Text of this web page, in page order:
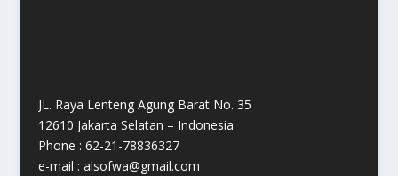
JL. Raya Lenteng Agung Barat No. 35
12610 Jakarta Selatan – Indonesia
Phone : 62-21-78836327
e-mail : alsofwa@gmail.com